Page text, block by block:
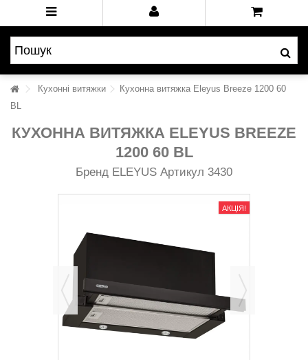
Кухонні витяжки
Кухонна витяжка Eleyus Breeze 1200 60
BL
КУХОННА ВИТЯЖКА ELEYUS BREEZE
1200 60 BL
Бренд ELEYUS Артикул 3430
АКЦІЯ!